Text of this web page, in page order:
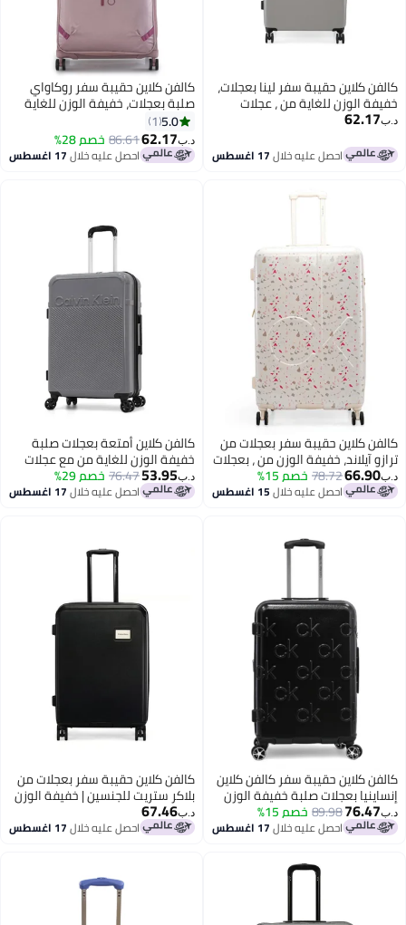
3
كالفن كلاين حقيبة سفر لينا بعجلات،
خفيفة الوزن للغاية من ، عجلات
مزدوجة
د.ب‏62.17
احصل عليه خلال17 اغسطس
2
كالفن كلاين حقيبة سفر روكاواي
صلبة بعجلات، خفيفة الوزن للغاية
من ، عجلات مزدوجة5.0
1
د.ب‏62.17
86.61خصم 28%
احصل عليه خلال17 اغسطس
2
كالفن كلاين حقيبة سفر بعجلات من
ترازو آيلاند، خفيفة الوزن من ، بعجلات
مزدوجة
د.ب‏66.90
78.72خصم 15%
احصل عليه خلال15 اغسطس
كالفن كلاين أمتعة بعجلات صلبة
خفيفة الوزن للغاية من مع عجلات
مزدوجة
د.ب‏53.95
76.47خصم 29%
احصل عليه خلال17 اغسطس
4
كالفن كلاين حقيبة سفر كالفن كلاين
إنساينيا بعجلات صلبة خفيفة الوزن
للغاية من بأربع عجلات مزدوجة
د.ب‏76.47
89.98خصم 15%
احصل عليه خلال17 اغسطس 3
كالفن كلاين حقيبة سفر بعجلات من
بلاكر ستريت للجنسين | خفيفة الوزن
للغاية من بعجلات دوارة ألوان أسود
د.ب‏67.46
احصل عليه خلال17 اغسطس